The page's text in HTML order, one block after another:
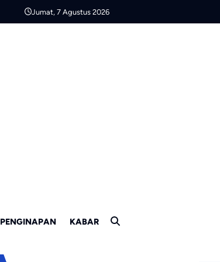
Jumat, 7 Agustus 2026
PENGINAPAN KABAR